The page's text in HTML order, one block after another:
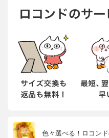
色々選べる！ロコン